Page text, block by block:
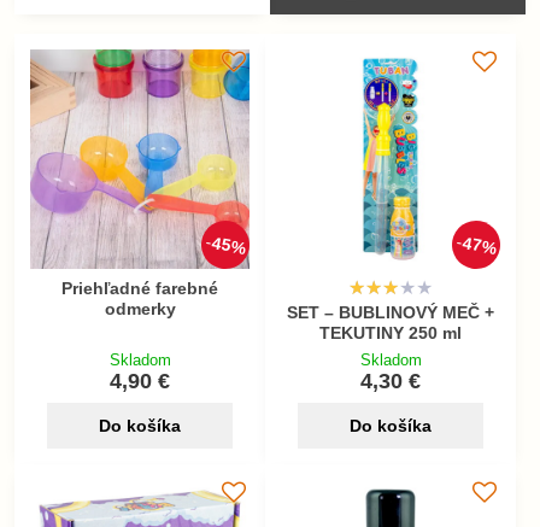
45%
Priehľadné farebné
odmerky
Skladom
4,90 €
Do košíka
47%
SET – BUBLINOVÝ MEČ +
TEKUTINY 250 ml
Skladom
4,30 €
Do košíka